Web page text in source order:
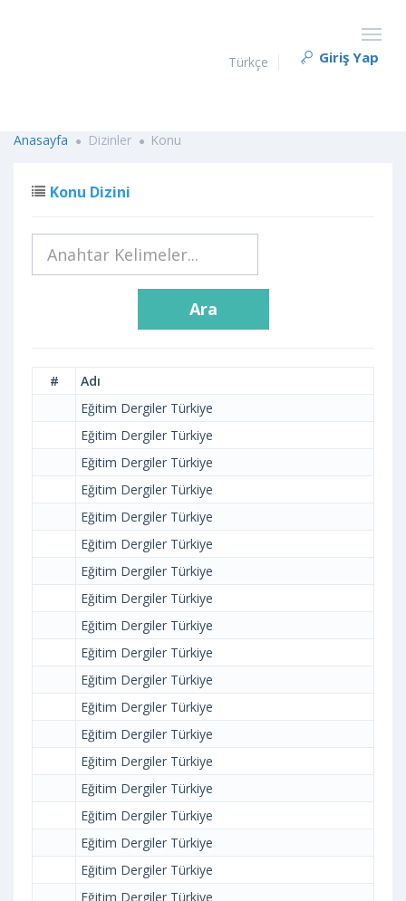
Türkçe Giriş Yap
Anasayfa Dizinler Konu
Konu Dizini
Ara
#
Adı
Eğitim Dergiler Türkiye
Eğitim Dergiler Türkiye
Eğitim Dergiler Türkiye
Eğitim Dergiler Türkiye
Eğitim Dergiler Türkiye
Eğitim Dergiler Türkiye
Eğitim Dergiler Türkiye
Eğitim Dergiler Türkiye
Eğitim Dergiler Türkiye
Eğitim Dergiler Türkiye
Eğitim Dergiler Türkiye
Eğitim Dergiler Türkiye
Eğitim Dergiler Türkiye
Eğitim Dergiler Türkiye
Eğitim Dergiler Türkiye
Eğitim Dergiler Türkiye
Eğitim Dergiler Türkiye
Eğitim Dergiler Türkiye
Eğitim Dergiler Türkiye